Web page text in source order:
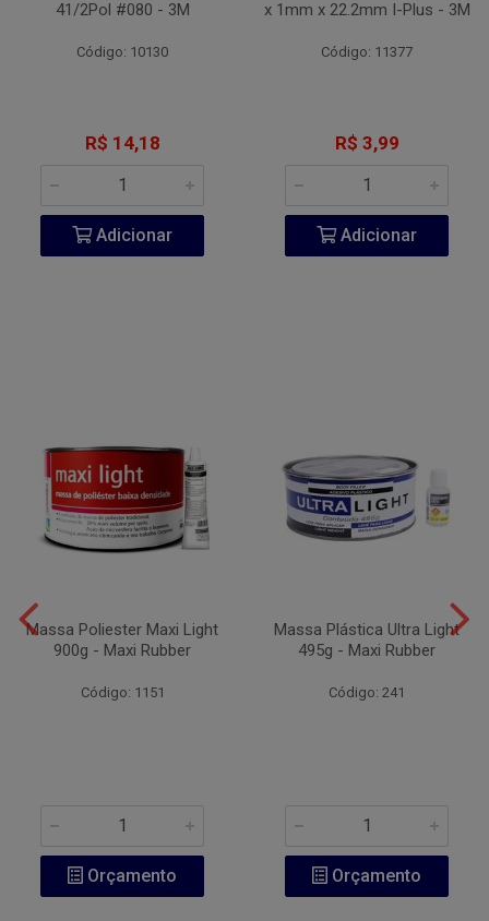
41/2Pol #080 - 3M
Código: 10130
R$ 14,18
Adicionar
x 1mm x 22.2mm I-Plus - 3M
Código: 11377
R$ 3,99
Adicionar
Massa Poliester Maxi Light
900g - Maxi Rubber
Código: 1151
Orçamento
Massa Plástica Ultra Light
495g - Maxi Rubber
Código: 241
Orçamento